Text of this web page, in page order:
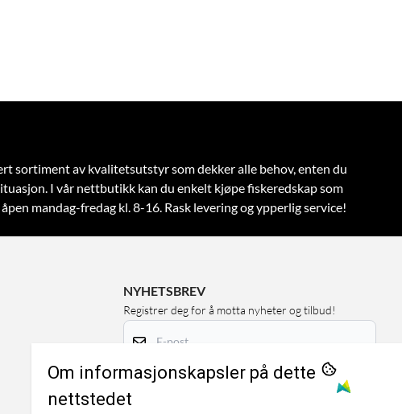
sortiment av kvalitetsutstyr som dekker alle behov, enten du
I vår nettbutikk kan du enkelt kjøpe fiskeredskap som
mandag-fredag kl. 8-16. Rask levering og ypperlig service!
NYHETSBREV
Registrer deg for å motta nyheter og tilbud!
E-post
Om informasjonskapsler på dette
nettstedet